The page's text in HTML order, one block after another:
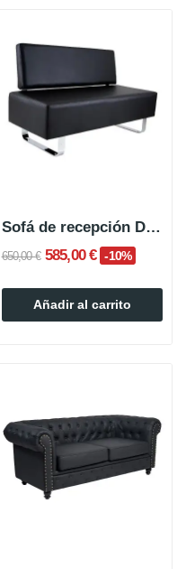
Sofá de recepción DUOMIO
650,00 € 585,00 € -10%
Añadir al carrito